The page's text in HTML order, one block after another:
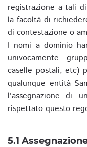
registrazione a tali
la facoltà di
di contestazione o
I nomi a dominio
univocamente
caselle postali, etc)
qualunque entità
l'assegnazione di
rispettato questo
5.1